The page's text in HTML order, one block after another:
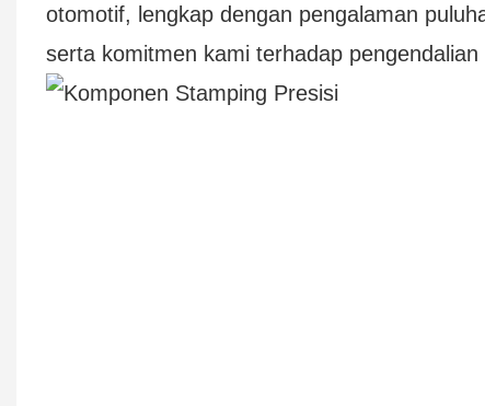
otomotif, lengkap dengan pengalaman
serta komitmen kami terhadap pengendalian